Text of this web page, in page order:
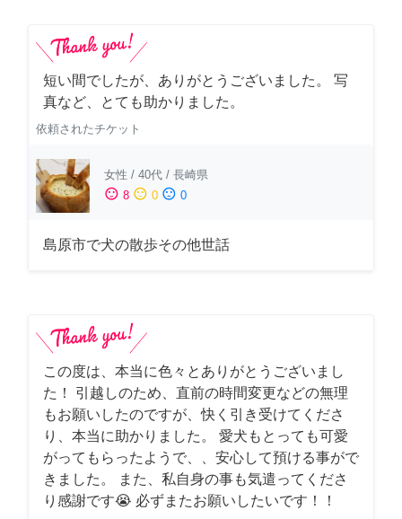
短い間でしたが、ありがとうございました。 写
真など、とても助かりました。
依頼されたチケット
女性 / 40代 / 長崎県
sentiment_satisfied 8 sentiment_neutral 0 sentiment_dissatisfied 0
島原市で犬の散歩その他世話
この度は、本当に色々とありがとうございまし
た！ 引越しのため、直前の時間変更などの無理
もお願いしたのですが、快く引き受けてくださ
り、本当に助かりました。 愛犬もとっても可愛
がってもらったようで、、安心して預ける事がで
きました。 また、私自身の事も気遣ってくださ
り感謝です😭 必ずまたお願いしたいです！！